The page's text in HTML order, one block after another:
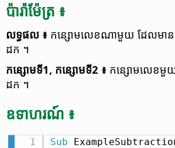
ប៉ារ៉ាម៉ែត្រ ៖
លទ្ធផល​ ៖ កន្សោម​លេខ​ណា​មួយ ដែល​មា
ដក ។
កន្សោម​ទី​1, កន្សោម​ទី​2 ៖ កន្សោម​លេខ​មួ
ដក ។
ឧទាហរណ៍ ៖
Sub